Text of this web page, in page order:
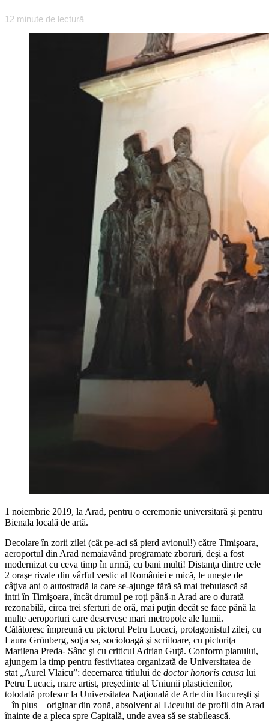
12 minute de lectură
1 noiembrie 2019, la Arad, pentru o ceremonie universitară şi pentru
Bienala locală de artă.
Decolare în zorii zilei (cât pe-aci să pierd avionul!) către Timişoara,
aeroportul din Arad nemaiavând programate zboruri, deşi a fost
modernizat cu ceva timp în urmă, cu bani mulţi! Distanţa dintre cele
2 oraşe rivale din vârful vestic al României e mică, le uneşte de
câţiva ani o autostradă la care se-ajunge fără să mai trebuiască să
intri în Timişoara, încât drumul pe roţi până-n Arad are o durată
rezonabilă, circa trei sferturi de oră, mai puţin decât se face până la
multe aeroporturi care deservesc mari metropole ale lumii.
Călătoresc împreună cu pictorul Petru Lucaci, protagonistul zilei, cu
Laura Grünberg, soţia sa, socioloagă şi scriitoare, cu pictoriţa
Marilena Preda- Sânc şi cu criticul Adrian Guţă. Conform planului,
ajungem la timp pentru festivitatea organizată de Universitatea de
stat „Aurel Vlaicu”: decernarea titlului de doctor honoris causa lui
Petru Lucaci, mare artist, preşedinte al Uniunii plasticienilor,
totodată profesor la Universitatea Naţională de Arte din Bucureşti şi
– în plus – originar din zonă, absolvent al Liceului de profil din Arad
înainte de a pleca spre Capitală, unde avea să se stabilească.